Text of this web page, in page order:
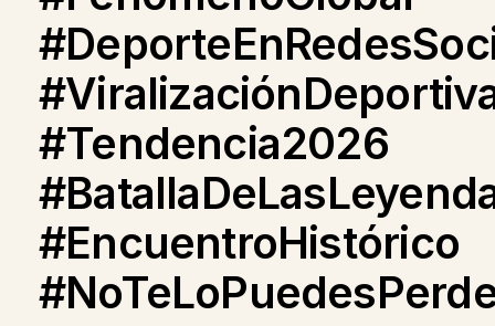
#Tendencia2026
#EncuentroHistórico